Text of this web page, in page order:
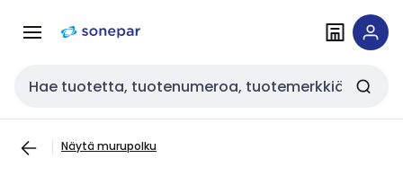
navigointiinsisältöön
Haku
Näytä murupolku